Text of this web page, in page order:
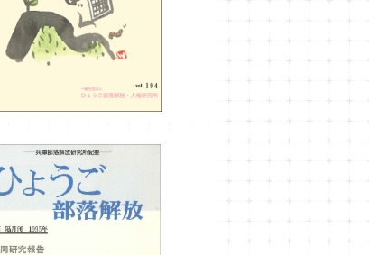
ひょうご部落解放62号